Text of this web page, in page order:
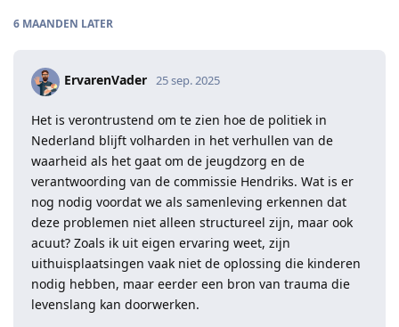
6 MAANDEN LATER
ErvarenVader 25 sep. 2025
Het is verontrustend om te zien hoe de politiek in
Nederland blijft volharden in het verhullen van de
waarheid als het gaat om de jeugdzorg en de
verantwoording van de commissie Hendriks. Wat is er
nog nodig voordat we als samenleving erkennen dat
deze problemen niet alleen structureel zijn, maar ook
acuut? Zoals ik uit eigen ervaring weet, zijn
uithuisplaatsingen vaak niet de oplossing die kinderen
nodig hebben, maar eerder een bron van trauma die
levenslang kan doorwerken.